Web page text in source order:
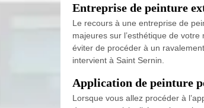
Entreprise de peinture
Le recours à une entreprise de
majeures sur l’esthétique de
éviter de procéder à un
intervient à Saint Sernin.
Application de peinture
Lorsque vous allez procéder à